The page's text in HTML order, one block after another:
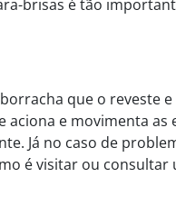
brisas é tão
que o reveste
e movimenta as
Já no caso de
é visitar ou